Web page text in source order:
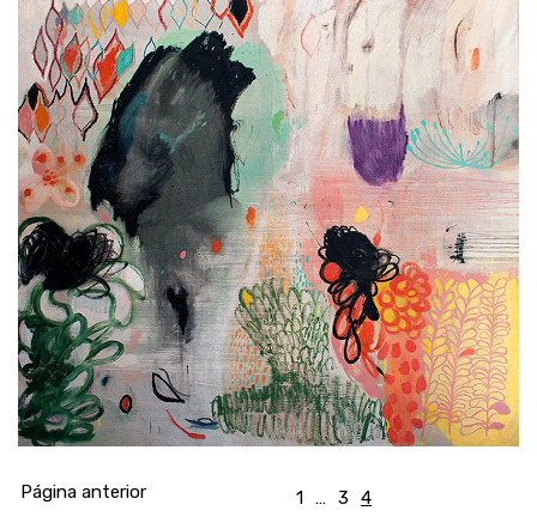
Página anterior 1 … 3 4